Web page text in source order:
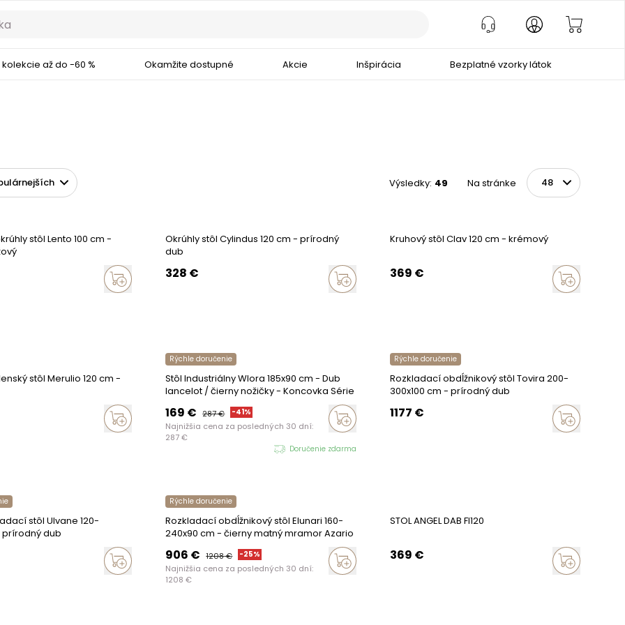
až do -60 % Okamžite dostupné Akcie Inšpirácia Bezplatné vzorky látok
Výsledky: 49 Na stránke
Na stránke
stôl Lento 100 cm -
Okrúhly stôl Cylindus 120 cm - prírodný
dub
328 €
Kruhový stôl Clav 120 cm - krémový
369 €
stôl Merulio 120 cm -
Rýchle doručenie
Stôl Industriálny Wlora 185x90 cm - Dub
lancelot / čierny nožičky - Koncovka Série
169 € 287€ -41%
Najnižšia cena za posledných 30 dní:
287 €
Doručenie zdarma
Rýchle doručenie
Rozkladací obdĺžnikový stôl Tovira 200-
300x100 cm - prírodný dub
1177 €
stôl Ulvane 120-
prírodný dub
Rýchle doručenie
Rozkladací obdĺžnikový stôl Elunari 160-
240x90 cm - čierny matný mramor Azario
906 € 1208€ -25%
Najnižšia cena za posledných 30 dní:
1208 €
STOL ANGEL DAB FI120
369 €